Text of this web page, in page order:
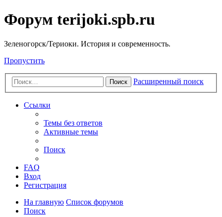
Форум terijoki.spb.ru
Зеленогорск/Териоки. История и современность.
Пропустить
Поиск Расширенный поиск
Ссылки
Темы без ответов
Активные темы
Поиск
FAQ
Вход
Регистрация
На главную Список форумов
Поиск